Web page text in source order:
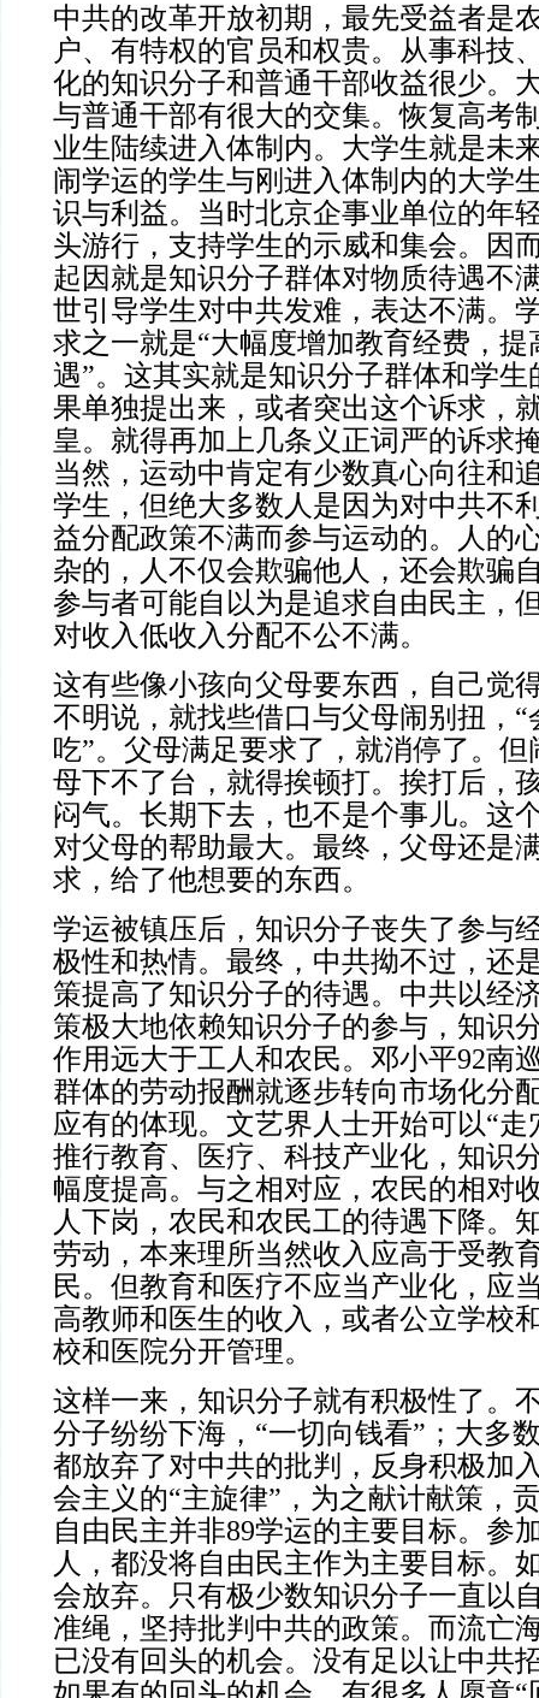
中共的改革开放初期，最先受益者是
户、有特权的官员和权贵。从事科技
化的知识分子和普通干部收益很少。
与普通干部有很大的交集。恢复高考
业生陆续进入体制内。大学生就是未
闹学运的学生与刚进入体制内的大学
识与利益。当时北京企事业单位的年
头游行，支持学生的示威和集会。因
起因就是知识分子群体对物质待遇不
世引导学生对中共发难，表达不满。
求之一就是“大幅度增加教育经费，提
遇”。这其实就是知识分子群体和学
果单独提出来，或者突出这个诉求，
皇。就得再加上几条义正词严的诉求
当然，运动中肯定有少数真心向往和
学生，但绝大多数人是因为对中共不
益分配政策不满而参与运动的。人的
杂的，人不仅会欺骗他人，还会欺骗
参与者可能自以为是追求自由民主，
对收入低收入分配不公不满。
这有些像小孩向父母要东西，自己觉
不明说，就找些借口与父母闹别扭，
吃”。父母满足要求了，就消停了。
母下不了台，就得挨顿打。挨打后，
闷气。长期下去，也不是个事儿。这
对父母的帮助最大。最终，父母还是
求，给了他想要的东西。
学运被镇压后，知识分子丧失了参与
极性和热情。最终，中共拗不过，还
策提高了知识分子的待遇。中共以经
策极大地依赖知识分子的参与，知识
作用远大于工人和农民。邓小平92南
群体的劳动报酬就逐步转向市场化分
应有的体现。文艺界人士开始可以“走
推行教育、医疗、科技产业化，知识
幅度提高。与之相对应，农民的相对
人下岗，农民和农民工的待遇下降。
劳动，本来理所当然收入应高于受教
民。但教育和医疗不应当产业化，应
高教师和医生的收入，或者公立学校
校和医院分开管理。
这样一来，知识分子就有积极性了。
分子纷纷下海，“一切向钱看”；大多
都放弃了对中共的批判，反身积极加
会主义的“主旋律”，为之献计献策，
自由民主并非89学运的主要目标。参
人，都没将自由民主作为主要目标。
会放弃。只有极少数知识分子一直以
准绳，坚持批判中共的政策。而流亡
已没有回头的机会。没有足以让中共